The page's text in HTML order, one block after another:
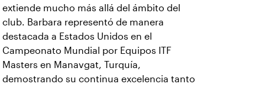
extiende mucho más allá del ámbito del
club. Barbara representó de manera
destacada a Estados Unidos en el
Campeonato Mundial por Equipos ITF
Masters en Manavgat, Turquía,
demostrando su continua excelencia tanto